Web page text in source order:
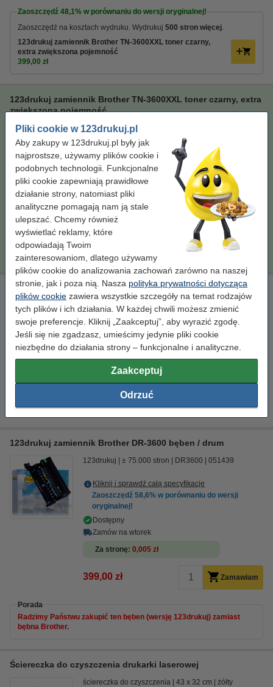
Pliki cookie w 123drukuj.pl
Aby zakupy w 123drukuj.pl były jak
najprostsze, używamy plików cookie i
podobnych technologii. Funkcjonalne
pliki cookie zapewniają prawidłowe
działanie strony, natomiast pliki
analityczne pomagają nam ją stale
ulepszać. Chcemy również
wyświetlać reklamy, które
odpowiadają Twoim
zainteresowaniom, dlatego używamy
plików cookie do analizowania zachowań zarówno na naszej
stronie, jak i poza nią. Nasza polityka prywatności dotycząca
plików cookie zawiera wszystkie szczegóły na temat rodzajów
tych plików i ich działania. W każdej chwili możesz zmienić
swoje preferencje. Kliknij „Zaakceptuj”, aby wyrazić zgodę.
Jeśli się nie zgadzasz, umieścimy jedynie pliki cookie
niezbędne do działania strony – funkcjonalne i analityczne.
Zaakceptuj
Odrzuć
Zaoszczędź 48,1% w porównaniu do wersji oryginalnej!
Zaoszczędź na kosztach wydruku. Wydrukuj 500 stron więcej.
123drukuj zamiennik Brother TN-3600XXL toner czarny,
extra zwiększona pojemność
399,00 zł
123drukuj zamiennik Brother TN-3600XXL toner czarny, extra
zwiększona pojemność
123drukuj toner
Kliknij i sprawdź całą specyfikacje
Zaoszczędź
w porównaniu do wersji
oryginalnej!
Dostępny
Zamów na wtorek
Za stronę
399,00 zł Zamawiam
Brother DR-3600 bęben / drum, oryginalny
standard Brother ± 75.000 stron DR3600
Kliknij i sprawdź całą specyfikacje
Dostępny
Za stronę 0,01 zł
964,90 zł
123drukuj zamiennik Brother DR-3600 bęben / drum
123drukuj ± 75.000 stron DR3600 051439
Kliknij i sprawdź całą specyfikacje
Zaoszczędź 58,6% w porównaniu do wersji
oryginalnej!
Dostępny
Zamów na wtorek
Za stronę 0,005 zł
399,00 zł Zamawiam
Porada
Radzimy Państwu zakupić ten bęben (wersję 123drukuj) zamiast
bębna Brother.
Ściereczka do czyszczenia drukarki laserowej
ściereczka do czyszczenia 43 x 32 cm
żółty